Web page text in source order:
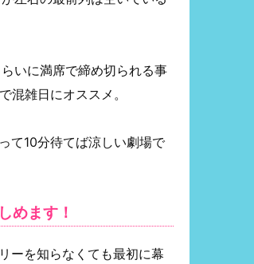
いに満席で締め切られる事
混雑日にオススメ。
て10分待てば涼しい劇場で
めます！
ーを知らなくても最初に幕